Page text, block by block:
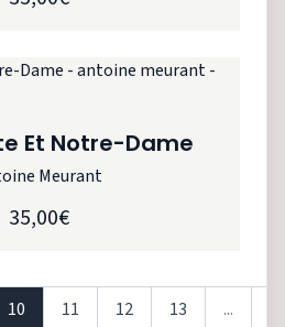
Et Notre-Dame
Meurant
35,00€
10 11 12 13 ...